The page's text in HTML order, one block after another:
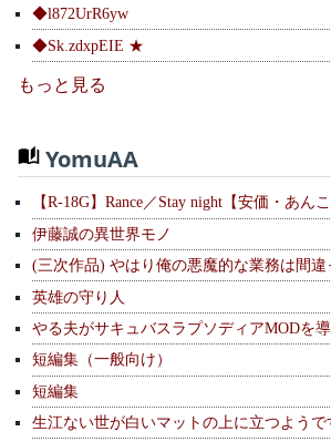
◆l872UrR6yw
◆Sk.zdxpEIE ★
もっと見る
YomuAA
【R-18G】Rance／Stay night【安価・あんこ
伊藤誠の異世界モノ
(三次作品) やはり俺の悪魔的な業務は間違
英雄の守り人
やる夫がサキュバスラプソディアMODを
短編集（一般向け）
短編集
生江ない世が白いマットの上に立つようで